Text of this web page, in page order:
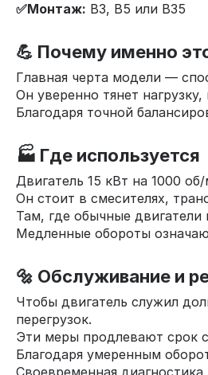
✅Монтаж: B3, B5 или B35
💪 Почему именно
Главная черта модели —
Он уверенно тянет
Благодаря точной
🏭 Где используется
Двигатель 15 кВт на 1000
Он стоит в смесителях,
Там, где обычные
Медленные обороты
🔩 Обслуживание и
Чтобы двигатель служил
перегрузок.
Эти меры продлевают срок
Благодаря умеренным
Своевременная